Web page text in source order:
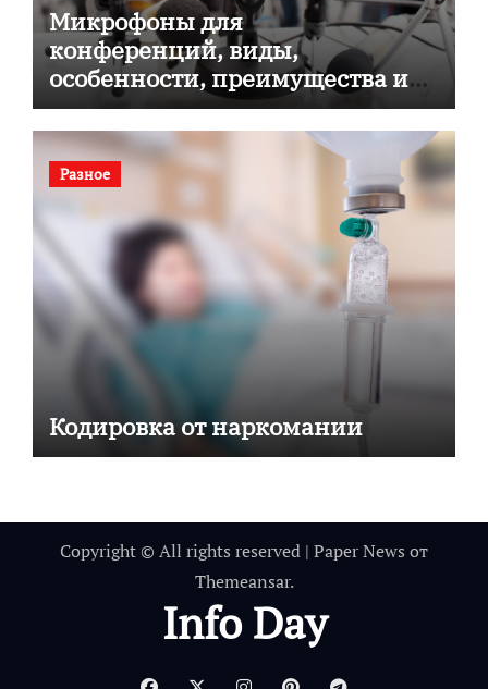
Микрофоны для
конференций, виды,
особенности, преимущества и
советы по выбору
Разное
Кодировка от наркомании
Copyright © All rights reserved | Paper News от
Themeansar.
Info Day